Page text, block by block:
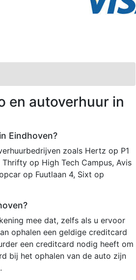
en autoverhuur in
Eindhoven?
zoals Hertz op P1
op High Tech Campus, Avis
op Fuutlaan 4, Sixt op
mee dat, zelfs als u ervoor
ophalen een geldige creditcard
een creditcard nodig heeft om
bij het ophalen van de auto zijn